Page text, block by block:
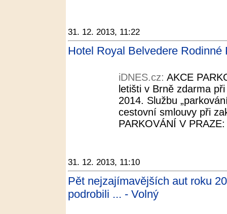
31. 12. 2013, 11:22
Hotel Royal Belvedere
iDNES.cz: AKCE
letišti v Brně zdarma
2014. Službu
cestovní smlouvy při
PARKOVÁNÍ V
31. 12. 2013, 11:10
Pět nejzajímavějších aut roku
podrobili ... - Volný